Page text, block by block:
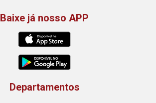
Baixe já nosso APP
Departamentos